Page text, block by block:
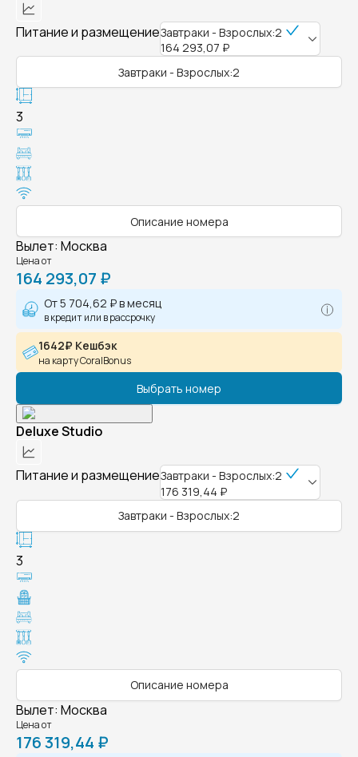
Питание и размещениеЗавтраки - Взрослых:2
164 293,07 ₽
Завтраки - Взрослых:2
3
Описание номера
Вылет: Москва
Цена от
164 293,07 ₽
От5 704,62 ₽в месяц
в кредит или в рассрочку
1642₽ Кешбэк
на карту CoralBonus
Выбрать номер
Deluxe Studio
Питание и размещениеЗавтраки - Взрослых:2
176 319,44 ₽
Завтраки - Взрослых:2
3
Описание номера
Вылет: Москва
Цена от
176 319,44 ₽